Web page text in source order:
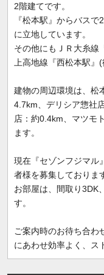
2階建てです。
『松本駅』からバス
に立地しています。
その他にもＪＲ大糸線
上高地線『西松本駅』
建物の周辺環境は、松
4.7km、デリシア惣社
店：約0.4km、マツモ
ます。
現在『セゾンフジマル
者様を募集しておりま
お部屋は、間取り3DK
す。
ご案内時のお待ち合わ
にあわせ効率よく、ス